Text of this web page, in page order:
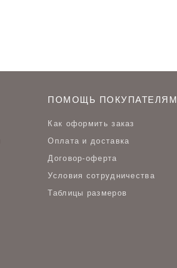
ПОМОЩЬ ПОКУПАТЕЛЯМ
Как оформить заказ
Оплата и доставка
Договор-оферта
Условия сотрудничества
Таблицы размеров